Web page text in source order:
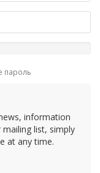
пароль
information
list, simply
at any time.